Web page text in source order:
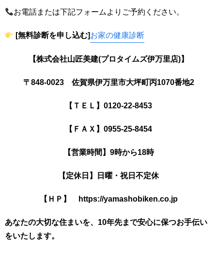
お電話または下記フォームよりご予約ください。
[無料診断を申し込む]お家の健康診断
【株式会社山匠美建(プロタイムズ伊万里店)】
〒848-0023 佐賀県伊万里市大坪町丙1070番地2
【ＴＥＬ】0120-22-8453
【ＦＡＸ】0955-25-8454
【営業時間】9時から18時
【定休日】日曜・祝日不定休
【ＨＰ】 https://yamashobiken.co.jp
あなたの大切な住まいを、10年先まで安心に保つお手伝い
をいたします。